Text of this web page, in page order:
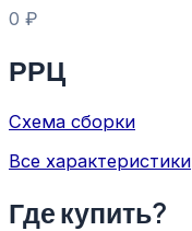
0 ₽
РРЦ
Схема сборки
Все характеристики
Где купить?